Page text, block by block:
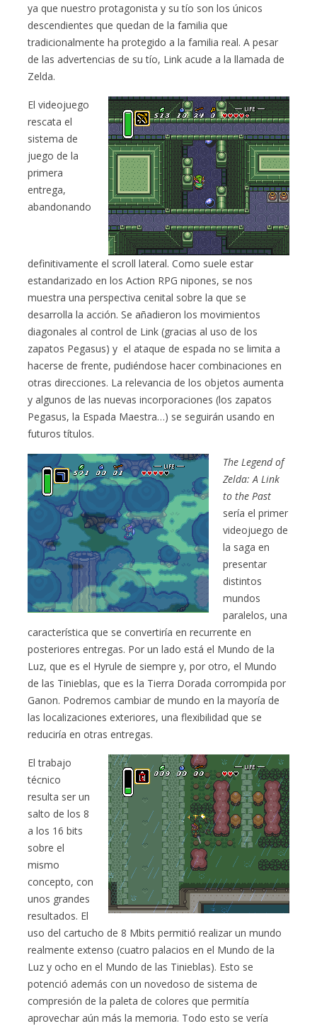
ya que nuestro protagonista y su tío son los únicos
descendientes que quedan de la familia que
tradicionalmente ha protegido a la familia real. A pesar
de las advertencias de su tío, Link acude a la llamada de
Zelda.
El videojuego
rescata el
sistema de
juego de la
primera
entrega,
abandonando
definitivamente el scroll lateral. Como suele estar
estandarizado en los Action RPG nipones, se nos
muestra una perspectiva cenital sobre la que se
desarrolla la acción. Se añadieron los movimientos
diagonales al control de Link (gracias al uso de los
zapatos Pegasus) y el ataque de espada no se limita a
hacerse de frente, pudiéndose hacer combinaciones en
otras direcciones. La relevancia de los objetos aumenta
y algunos de las nuevas incorporaciones (los zapatos
Pegasus, la Espada Maestra…) se seguirán usando en
futuros títulos.
The Legend of
Zelda: A Link
to the Past
sería el primer
videojuego de
la saga en
presentar
distintos
mundos
paralelos, una
característica que se convertiría en recurrente en
posteriores entregas. Por un lado está el Mundo de la
Luz, que es el Hyrule de siempre y, por otro, el Mundo
de las Tinieblas, que es la Tierra Dorada corrompida por
Ganon. Podremos cambiar de mundo en la mayoría de
las localizaciones exteriores, una flexibilidad que se
reduciría en otras entregas.
El trabajo
técnico
resulta ser un
salto de los 8
a los 16 bits
sobre el
mismo
concepto, con
unos grandes
resultados. El
uso del cartucho de 8 Mbits permitió realizar un mundo
realmente extenso (cuatro palacios en el Mundo de la
Luz y ocho en el Mundo de las Tinieblas). Esto se
potenció además con un novedoso de sistema de
compresión de la paleta de colores que permitía
aprovechar aún más la memoria. Todo esto se vería